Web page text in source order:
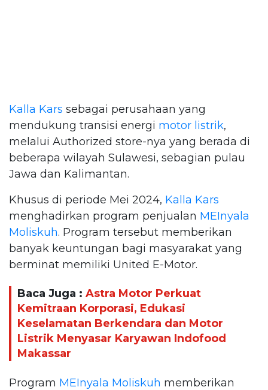
Kalla Kars sebagai perusahaan yang
mendukung transisi energi motor listrik,
melalui Authorized store-nya yang berada di
beberapa wilayah Sulawesi, sebagian pulau
Jawa dan Kalimantan.
Khusus di periode Mei 2024, Kalla Kars
menghadirkan program penjualan MEInyala
Moliskuh. Program tersebut memberikan
banyak keuntungan bagi masyarakat yang
berminat memiliki United E-Motor.
Baca Juga : Astra Motor Perkuat
Kemitraan Korporasi, Edukasi
Keselamatan Berkendara dan Motor
Listrik Menyasar Karyawan Indofood
Makassar
Program MEInyala Moliskuh memberikan